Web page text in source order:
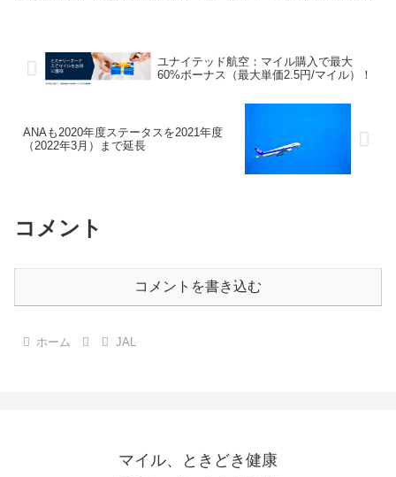
月26日（水...
会員が、JA...
ユナイテッド航空：マイル購入で最大
60%ボーナス（最大単価2.5円/マイル）！
ANAも2020年度ステータスを2021年度
（2022年3月）まで延長
コメント
コメントを書き込む
ホーム JAL
マイル、ときどき健康